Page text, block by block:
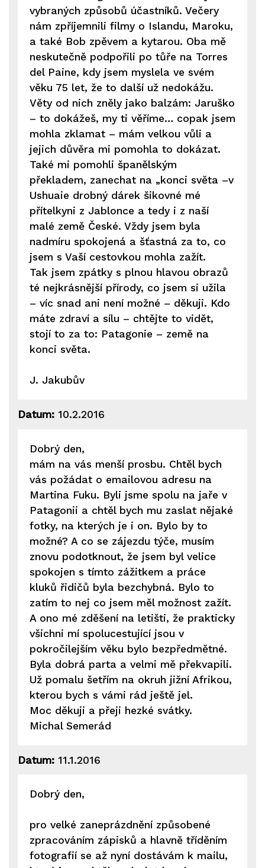
vybraných způsobů účastníků. Večery
nám zpříjemnili filmy o Islandu, Maroku,
a také Bob zpěvem a kytarou. Oba mě
neskutečně podpořili po tůře na Torres
del Paine, kdy jsem myslela ve svém
věku 75 let, že to další už nedokážu.
Věty od nich zněly jako balzám: Jaruško
– to dokážeš, my ti věříme… copak jsem
mohla zklamat – mám velkou vůli a
jejich důvěra mi pomohla to dokázat.
Také mi pomohli španělským
překladem, zanechat na „konci světa –v
Ushuaie drobný dárek šikovné mé
přítelkyni z Jablonce a tedy i z naší
malé země České. Vždy jsem byla
nadmíru spokojená a šťastná za to, co
jsem s Vaší cestovkou mohla zažít.
Tak jsem zpátky s plnou hlavou obrazů
té nejkrásnější přírody, co jsem si užila
– víc snad ani není možné – děkuji. Kdo
máte zdraví a sílu – chtějte to vidět,
stojí to za to: Patagonie – země na
konci světa.
J. Jakubův
Datum: 10.2.2016
Dobrý den,
mám na vás menší prosbu. Chtěl bych
vás požádat o emailovou adresu na
Martina Fuku. Byli jsme spolu na jaře v
Patagonii a chtěl bych mu zaslat nějaké
fotky, na kterých je i on. Bylo by to
možné? A co se zájezdu týče, musím
znovu podotknout, že jsem byl velice
spokojen s tímto zážitkem a práce
kluků řidičů byla bezchybná. Bylo to
zatím to nej co jsem měl možnost zažít.
A ono mé zděšení na letišti, že prakticky
všichni mí spolucestující jsou v
pokročilejším věku bylo bezpředmětné.
Byla dobrá parta a velmi mě překvapili.
Už pomalu šetřím na okruh jižní Afrikou,
kterou bych s vámi rád ještě jel.
Moc děkuji a přeji hezké svátky.
Michal Semerád
Datum: 11.1.2016
Dobrý den,
pro velké zaneprázdnění způsobené
zpracováním zápisků a hlavně tříděním
fotografií se až nyní dostávám k mailu,